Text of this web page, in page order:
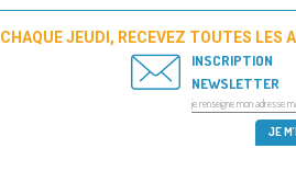
CHAQUE JEUDI, RECEVEZ TOUTES LES
INSCRIPTION
NEWSLETTER